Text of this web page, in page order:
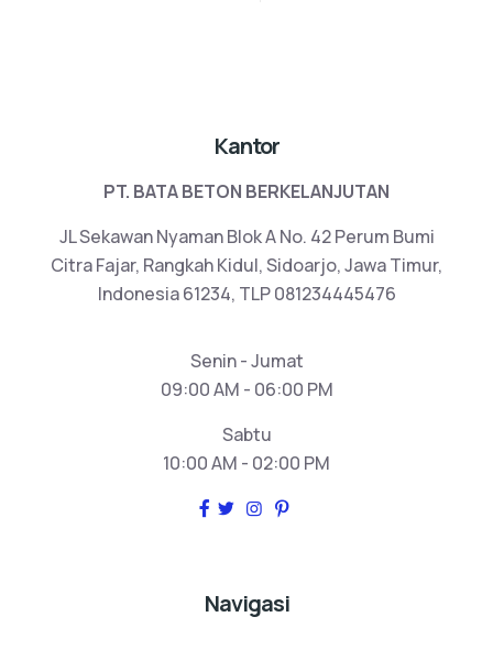
Kantor
PT. BATA BETON BERKELANJUTAN
JL Sekawan Nyaman Blok A No. 42 Perum Bumi
Citra Fajar, Rangkah Kidul, Sidoarjo, Jawa Timur,
Indonesia 61234, TLP 081234445476
Senin - Jumat
09:00 AM - 06:00 PM
Sabtu
10:00 AM - 02:00 PM
Navigasi